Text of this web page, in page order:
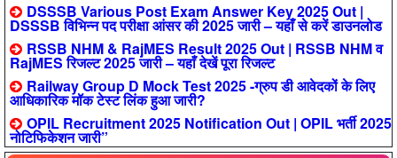
DSSSB Various Post Exam Answer Key 2025 Out |
DSSSB विभिन्न पद परीक्षा आंसर की 2025 जारी – यहाँ से करें डाउनलोड
RSSB NHM & RajMES Result 2025 Out | RSSB NHM व
RajMES रिजल्ट 2025 जारी – यहाँ देखें पूरा रिजल्ट
Railway Group D Mock Test 2025 -ग्रुप डी आवेदकों के लिए
आधिकारिक मॉक टेस्ट लिंक हुआ जारी?
OPIL Recruitment 2025 Notification Out | OPIL भर्ती 2025
नोटिफिकेशन जारी”